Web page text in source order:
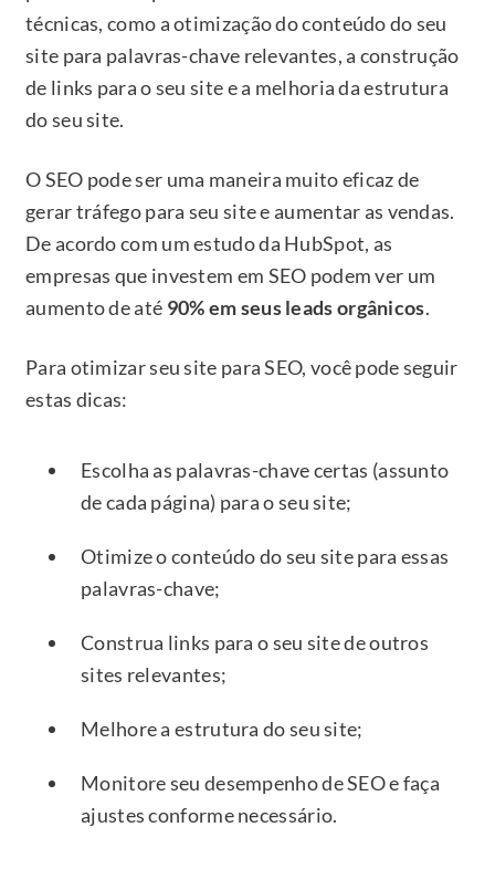
técnicas, como a otimização do conteúdo do seu
site para palavras-chave relevantes, a construção
de links para o seu site e a melhoria da estrutura
do seu site.
O SEO pode ser uma maneira muito eficaz de
gerar tráfego para seu site e aumentar as vendas.
De acordo com um estudo da HubSpot, as
empresas que investem em SEO podem ver um
aumento de até 90% em seus leads orgânicos.
Para otimizar seu site para SEO, você pode seguir
estas dicas:
Escolha as palavras-chave certas (assunto
de cada página) para o seu site;
Otimize o conteúdo do seu site para essas
palavras-chave;
Construa links para o seu site de outros
sites relevantes;
Melhore a estrutura do seu site;
Monitore seu desempenho de SEO e faça
ajustes conforme necessário.